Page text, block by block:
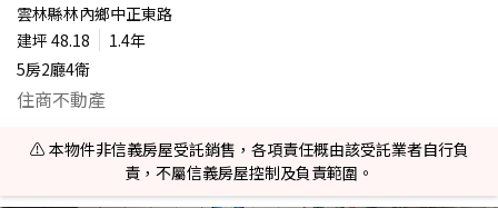
雲林縣林內鄉中正東路
建坪 48.18
1.4年
5房2廳4衛
住商不動產
⚠️ 本物件非信義房屋受託銷售，各項責任概由該受託業者自行負
責，不屬信義房屋控制及負責範圍。